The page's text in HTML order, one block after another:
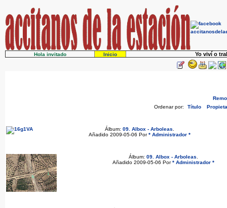
Hola invitado Inicio Yo viví o
Ordenar por:
Título
Álbum: 09. Albox - Arboleas
Añadido 2009-05-06 Por* Administrador *
Álbum: 09. Albox - Arboleas
Añadido 2009-05-06 Por* Administrador *